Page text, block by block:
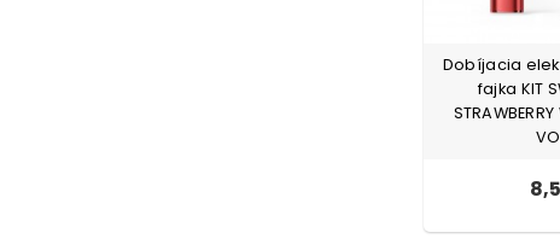
Dobíjacia
fajka KIT